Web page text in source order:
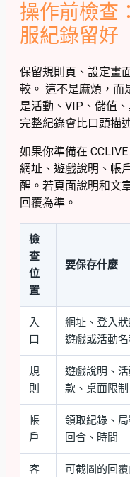
操作前檢查
服紀錄留好
保留規則頁、設定畫
較。 這不是麻煩，而
是活動、VIP、儲值
完整紀錄會比口頭描
如果你準備在
網址、遊戲說明、帳
醒。若頁面說明和文
回覆為準。
檢
查
位
置
要保存什麼
入
口
網址、登入狀
遊戲或活動
規
則
遊戲說明、
款、桌面限制
帳
戶
領取紀錄、局
回合、時間
客
可截圖的回